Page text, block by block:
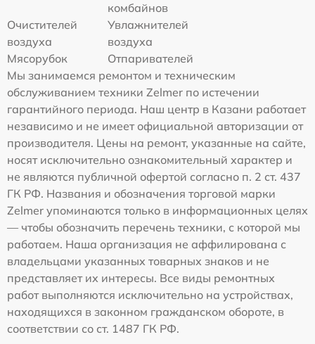
комбайнов
Очистителей
воздуха
Увлажнителей
воздуха
Мясорубок
Отпаривателей
Мы занимаемся ремонтом и техническим
обслуживанием техники Zelmer по истечении
гарантийного периода. Наш центр в Казани работает
независимо и не имеет официальной авторизации от
производителя. Цены на ремонт, указанные на сайте,
носят исключительно ознакомительный характер и
не являются публичной офертой согласно п. 2 ст. 437
ГК РФ. Названия и обозначения торговой марки
Zelmer упоминаются только в информационных целях
— чтобы обозначить перечень техники, с которой мы
работаем. Наша организация не аффилирована с
владельцами указанных товарных знаков и не
представляет их интересы. Все виды ремонтных
работ выполняются исключительно на устройствах,
находящихся в законном гражданском обороте, в
соответствии со ст. 1487 ГК РФ.